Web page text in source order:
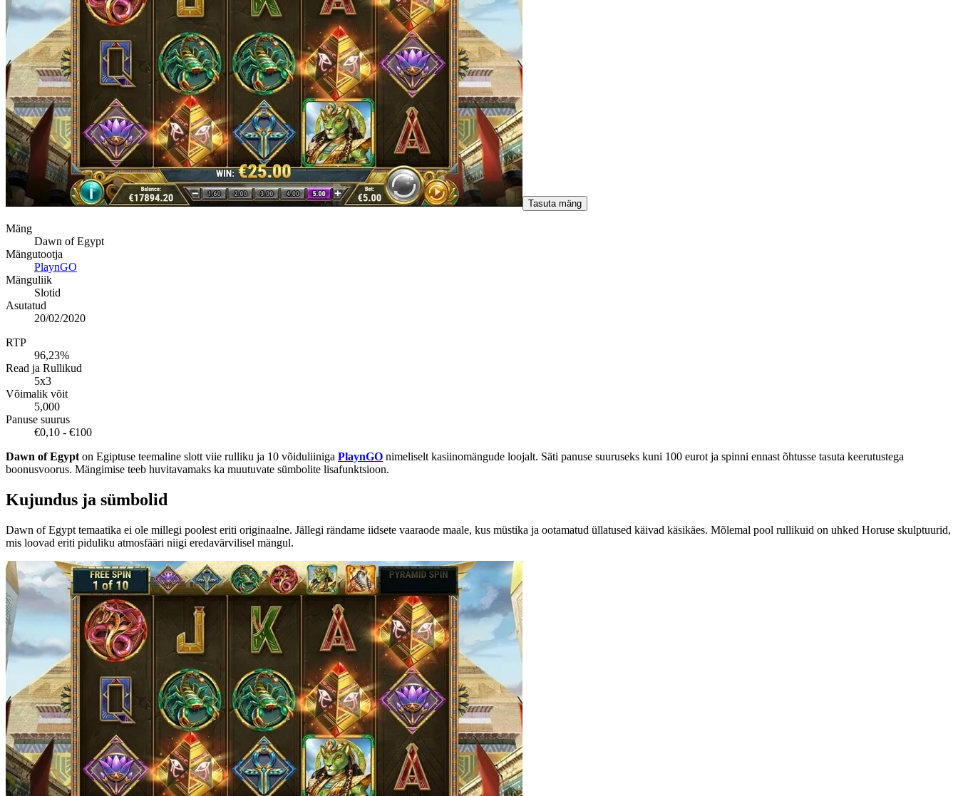
Tasuta mäng
Mäng
Dawn of Egypt
Mängutootja
PlaynGO
Mänguliik
Slotid
Asutatud
20/02/2020
RTP
96,23%
Read ja Rullikud
5x3
Võimalik võit
5,000
Panuse suurus
€0,10 - €100
Dawn of Egypt on Egiptuse teemaline slott viie rulliku ja 10 võiduliiniga PlaynGO nimeliselt kasiinomängude loojalt. Säti panuse suuruseks kuni 100 eurot ja spinni ennast õhtusse tasuta keerutustega
boonusvoorus. Mängimise teeb huvitavamaks ka muutuvate sümbolite lisafunktsioon.
Kujundus ja sümbolid
Dawn of Egypt temaatika ei ole millegi poolest eriti originaalne. Jällegi rändame iidsete vaaraode maale, kus müstika ja ootamatud üllatused käivad käsikäes. Mõlemal pool rullikuid on uhked Horuse skulptuurid,
mis loovad eriti piduliku atmosfääri niigi eredavärvilisel mängul.